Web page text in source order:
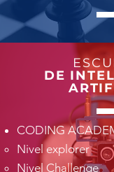
DE
CODING
Nivel explorer​
Nivel Challenge